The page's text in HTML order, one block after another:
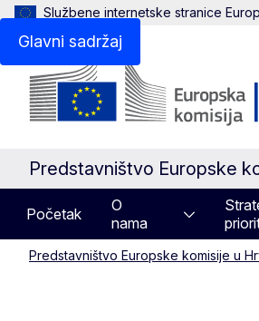
Glavni sadržaj
Službene internetske stranice
Predstavništvo Europske
Početak
O
nama
Predstavništvo Europske komisije u